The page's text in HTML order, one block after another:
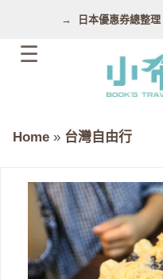
日本優惠券總整
Home » 台灣自由行